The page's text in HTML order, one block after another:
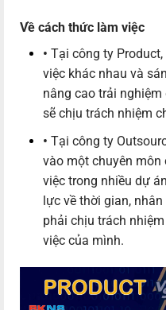
Về cách thức làm việc
• Tại công ty
việc khác nhau và
nâng cao trải
sẽ chịu trách nhiệm
• Tại công ty
vào một chuyên
việc trong nhiều dự
lực về thời gian,
phải chịu trách
việc của mình.